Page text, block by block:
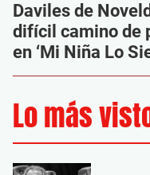
Daviles de
difícil camino de
en ‘Mi Niña Lo
Lo más